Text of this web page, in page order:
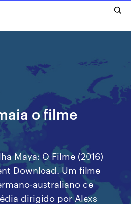
o filme
Maya: O Filme (2016)
Download. Um filme
australiano de
dirigido por Alexs